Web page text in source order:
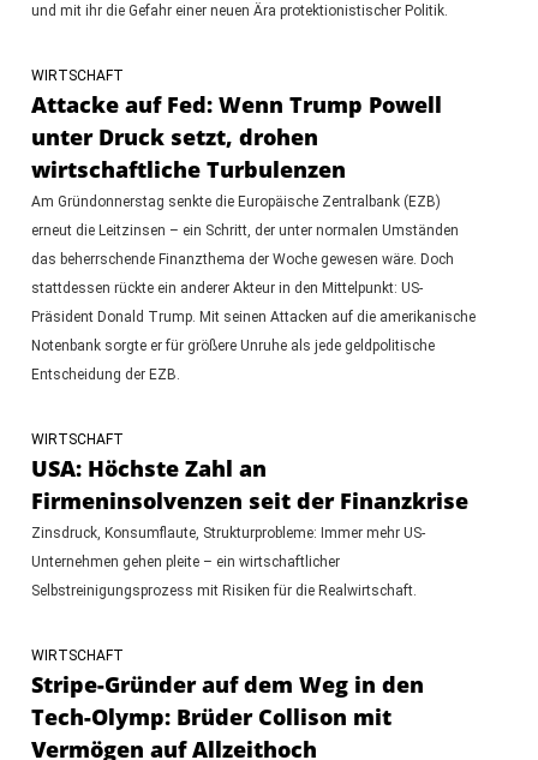
und mit ihr die Gefahr einer neuen Ära protektionistischer Politik.
WIRTSCHAFT
Attacke auf Fed: Wenn Trump Powell
unter Druck setzt, drohen
wirtschaftliche Turbulenzen
Am Gründonnerstag senkte die Europäische Zentralbank (EZB)
erneut die Leitzinsen – ein Schritt, der unter normalen Umständen
das beherrschende Finanzthema der Woche gewesen wäre. Doch
stattdessen rückte ein anderer Akteur in den Mittelpunkt: US-
Präsident Donald Trump. Mit seinen Attacken auf die amerikanische
Notenbank sorgte er für größere Unruhe als jede geldpolitische
Entscheidung der EZB.
WIRTSCHAFT
USA: Höchste Zahl an
Firmeninsolvenzen seit der Finanzkrise
Zinsdruck, Konsumflaute, Strukturprobleme: Immer mehr US-
Unternehmen gehen pleite – ein wirtschaftlicher
Selbstreinigungsprozess mit Risiken für die Realwirtschaft.
WIRTSCHAFT
Stripe-Gründer auf dem Weg in den
Tech-Olymp: Brüder Collison mit
Vermögen auf Allzeithoch